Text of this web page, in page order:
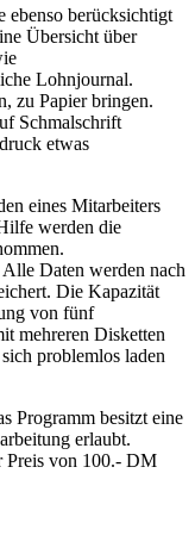
ebenso berücksichtigt
Übersicht über
Lohnjournal.
zu Papier bringen.
Schmalschrift
etwas
eines Mitarbeiters
werden die
Daten werden nach
Die Kapazität
von fünf
mehreren Disketten
problemlos laden
Programm besitzt eine
erlaubt.
Preis von 100.- DM